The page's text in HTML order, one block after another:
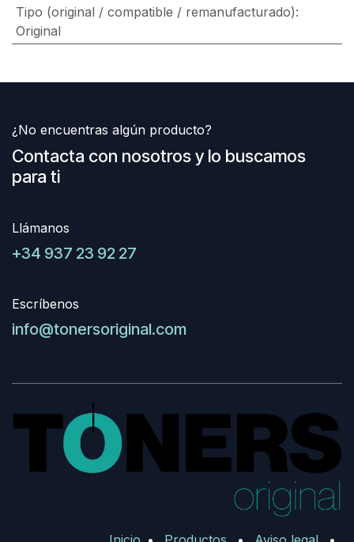
Tipo (original / compatible / remanufacturado):
Original
¿No encuentras algún producto?
Contacta con nosotros y lo buscamos
para ti
Llámanos
+34 937 23 92 27
Escríbenos
info@tonersoriginal.com